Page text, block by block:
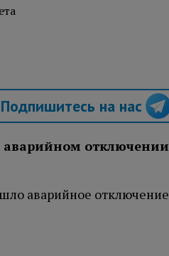
Подпишитесь на нас
аварийном отключении
аварийное отключение